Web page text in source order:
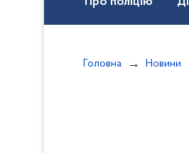
Головна Новини